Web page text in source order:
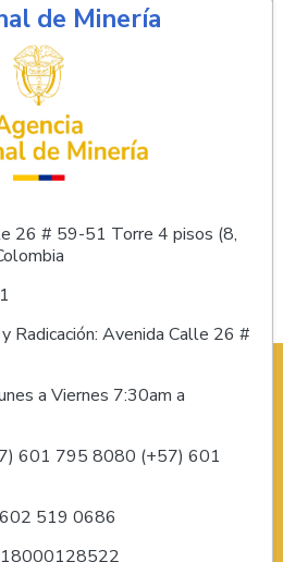
de Minería
26 # 59-51 Torre 4 pisos (8,
Radicación: Avenida Calle 26 #
a Viernes 7:30am a
601 795 8080 (+57) 601
519 0686